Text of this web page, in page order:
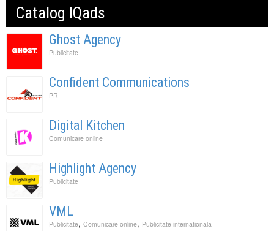
Catalog IQads
Ghost Agency
Publicitate
Confident Communications
PR
Digital Kitchen
Comunicare online
Highlight Agency
Publicitate
VML
Publicitate, Comunicare online, Publicitate internationala